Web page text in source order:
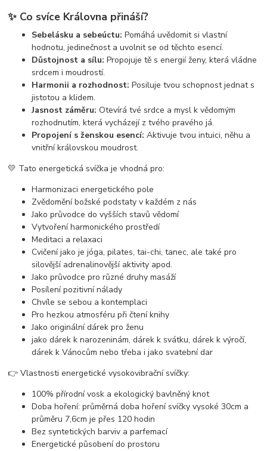
✨ Co svíce Královna přináší?
Sebelásku a sebeúctu: Pomáhá uvědomit si vlastní
hodnotu, jedinečnost a uvolnit se od těchto esencí.
Důstojnost a sílu: Propojuje tě s energií ženy, která vládne
srdcem i moudrostí.
Harmonii a rozhodnost: Posiluje tvou schopnost jednat s
jistotou a klidem.
Jasnost záměru: Otevírá tvé srdce a mysl k vědomým
rozhodnutím, která vycházejí z tvého pravého já.
Propojení s ženskou esencí: Aktivuje tvou intuici, něhu a
vnitřní královskou moudrost.
💛 Tato energetická svíčka je vhodná pro:
Harmonizaci energetického pole
Zvědomění božské podstaty v každém z nás
Jako průvodce do vyšších stavů vědomí
Vytvoření harmonického prostředí
Meditaci a relaxaci
Cvičení jako je jóga, pilates, tai-chi, tanec, ale také pro
silovější adrenalinovější aktivity apod.
Jako průvodce pro různé druhy masáží
Posílení pozitivní nálady
Chvíle se sebou a kontemplaci
Pro hezkou atmosféru při čtení knihy
Jako originální dárek pro ženu
jako dárek k narozeninám, dárek k svátku, dárek k výročí,
dárek k Vánocům nebo třeba i jako svatební dar
👉 Vlastnosti energetické vysokovibrační svíčky:
100% přírodní vosk a ekologický bavlněný knot
Doba hoření: průměrná doba hoření svíčky vysoké 30cm a
průměru 7,6cm je přes 120 hodin
Bez syntetických barviv a parfemací
Energetické působení do prostoru